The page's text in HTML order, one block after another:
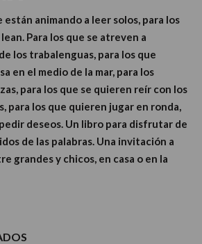
están animando a leer solos, para los
Para los que se atreven a
los trabalenguas, para los que
en el medio de la mar, para los
para los que se quieren reír con los
para los que quieren jugar en ronda,
deseos. Un libro para disfrutar de
de las palabras. Una invitación a
grandes y chicos, en casa o en la